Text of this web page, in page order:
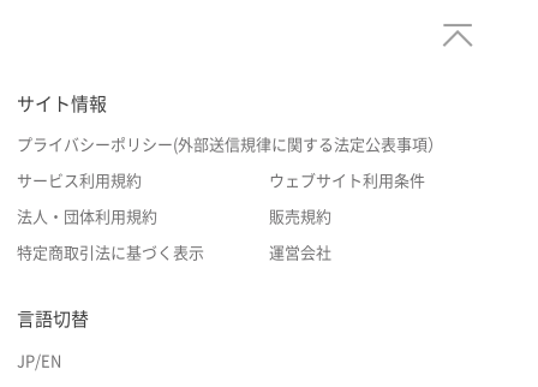
サイト情報
プライバシーポリシー(外部送信規律に関する法定公表事項）
サービス利用規約 ウェブサイト利用条件
法人・団体利用規約 販売規約
特定商取引法に基づく表示 運営会社
言語切替
JP/EN